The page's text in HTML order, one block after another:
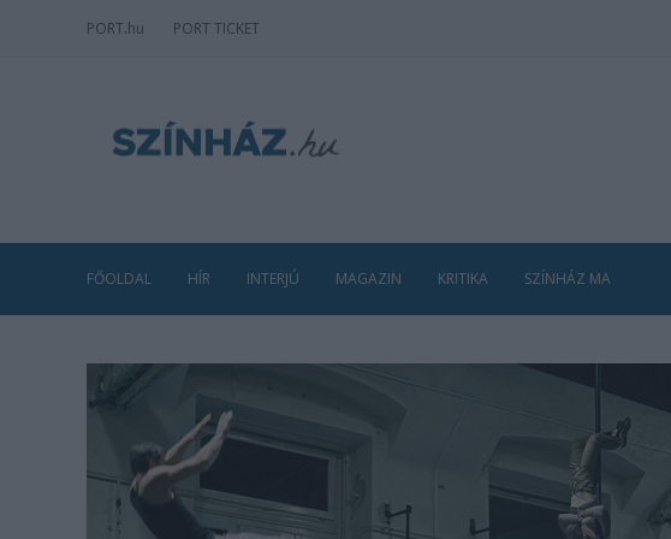
PORT.hu PORT TICKET
FŐOLDAL HÍR INTERJÚ MAGAZIN KRITIKA SZÍNHÁZ MA